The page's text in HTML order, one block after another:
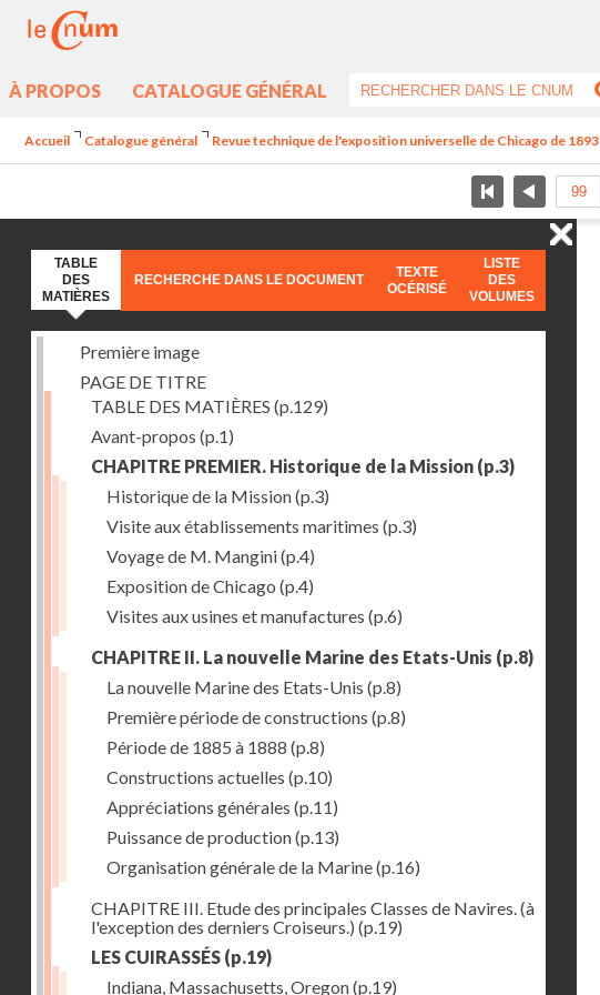
À PROPOS CATALOGUE GÉNÉRAL
Accueil Catalogue général Revue technique de l'exposition universelle de Chicago de 1893
TABLE
DES
MATIÈRES
RECHERCHE DANS LE DOCUMENT
TEXTE
OCÉRISÉ
LISTE
DES
VOLUMES
Première image
PAGE DE TITRE
TABLE DES MATIÈRES (p.129)
Avant-propos (p.1)
CHAPITRE PREMIER. Historique de la Mission (p.3)
Historique de la Mission(p.3)
Visite aux établissements maritimes (p.3)
Voyage de M. Mangini(p.4)
Exposition de Chicago (p.4)
Visites aux usines et manufactures (p.6)
CHAPITRE II. La nouvelle Marine des Etats-Unis (p.8)
La nouvelle Marine des Etats-Unis (p.8)
Première période de constructions (p.8)
Période de 1885 à 1888 (p.8)
Constructions actuelles (p.10)
Appréciations générales (p.11)
Puissance de production(p.13)
Organisation générale de la Marine(p.16)
CHAPITRE III. Etude des principales Classes de Navires. (à
l'exception des derniers Croiseurs.) (p.19)
LES CUIRASSÉS (p.19)
Indiana, Massachusetts, Oregon(p.19)